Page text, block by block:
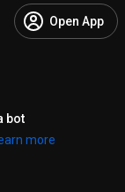
Open App
bot
more